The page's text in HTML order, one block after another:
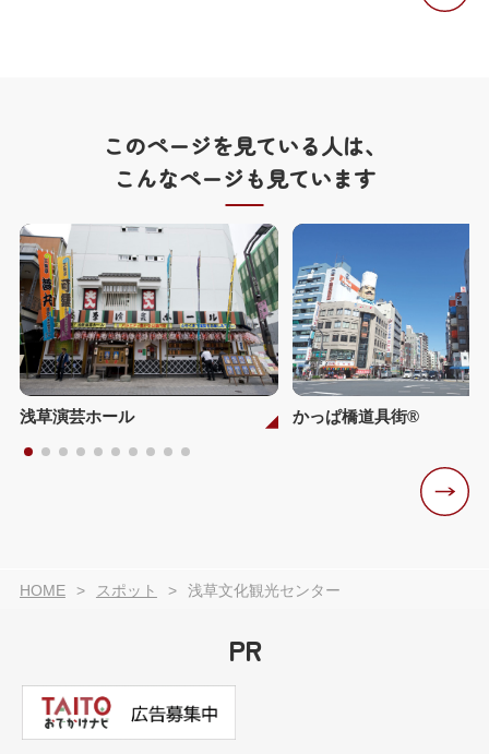
このページを見ている人は、
こんなページも見ています
浅草演芸ホール かっぱ橋道具街®
HOME スポット 浅草文化観光センター
PR